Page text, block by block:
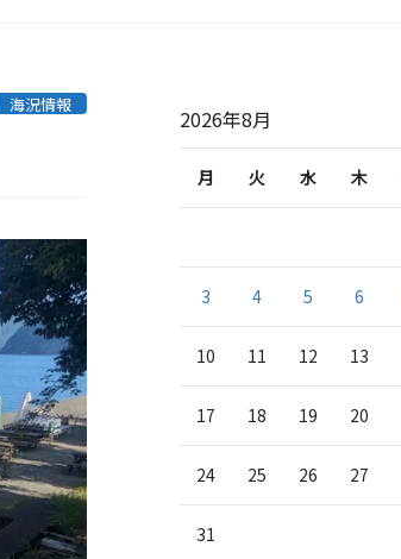
海況情報
2026年8月
月 火 水 木
3 4 5 6
10 11 12 13
17 18 19 20
24 25 26 27
31